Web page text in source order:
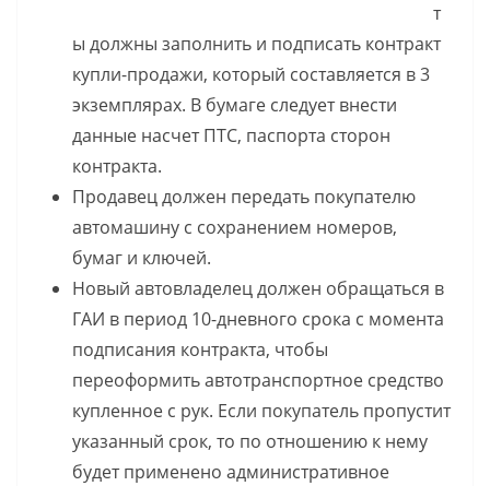
т
ы должны заполнить и подписать контракт
купли-продажи, который составляется в 3
экземплярах. В бумаге следует внести
данные насчет ПТС, паспорта сторон
контракта.
Продавец должен передать покупателю
автомашину с сохранением номеров,
бумаг и ключей.
Новый автовладелец должен обращаться в
ГАИ в период 10-дневного срока с момента
подписания контракта, чтобы
переоформить автотранспортное средство
купленное с рук. Если покупатель пропустит
указанный срок, то по отношению к нему
будет применено административное